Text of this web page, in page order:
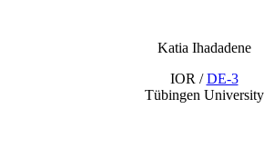
Katia Ihadadene
IOR /DE-3
Tübingen University